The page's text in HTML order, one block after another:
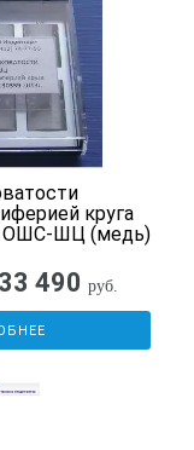
круга
ОШС-ШЦ (медь)
33 490 руб.